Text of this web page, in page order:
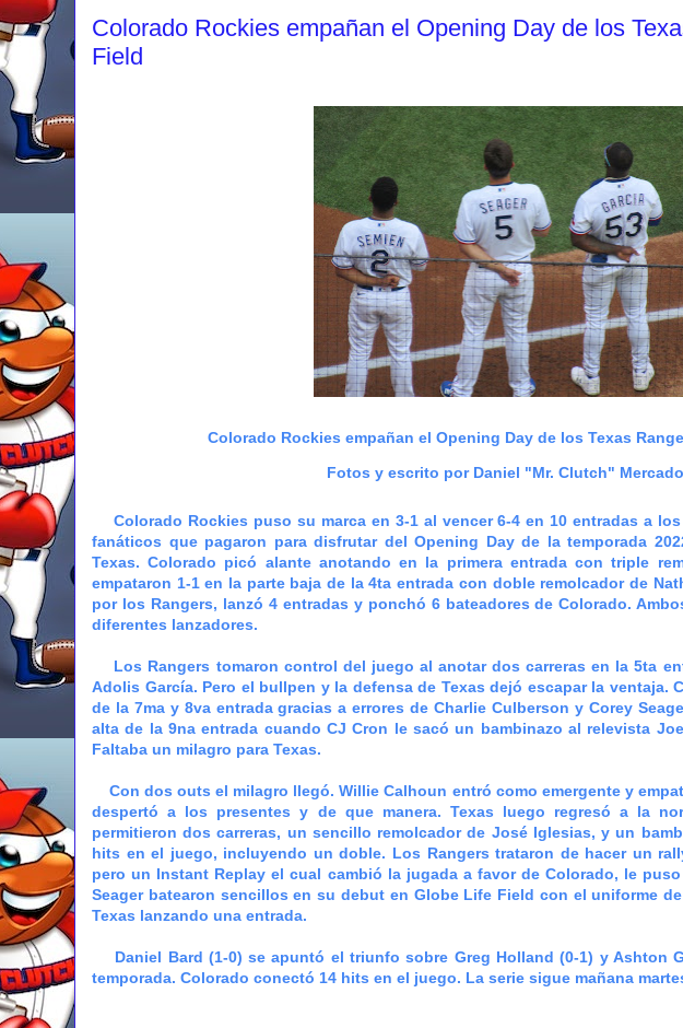
Colorado Rockies empañan el Opening Day de los
Field
Colorado Rockies empañan el Opening Day de los Texas
Fotos y escrito por Daniel "Mr. Clutch"
Colorado Rockies puso su marca en 3-1 al vencer 6-4 en 10 entradas a los
fanáticos que pagaron para disfrutar del Opening Day de la temporada
Texas. Colorado picó alante anotando en la primera entrada con triple
empataron 1-1 en la parte baja de la 4ta entrada con doble remolcador de
por los Rangers, lanzó 4 entradas y ponchó 6 bateadores de Colorado.
diferentes lanzadores.
Los Rangers tomaron control del juego al anotar dos carreras en la 5ta
Adolis García. Pero el bullpen y la defensa de Texas dejó escapar la ventaja.
de la 7ma y 8va entrada gracias a errores de Charlie Culberson y Corey
alta de la 9na entrada cuando CJ Cron le sacó un bambinazo al relevista
Faltaba un milagro para Texas.
Con dos outs el milagro llegó. Willie Calhoun entró como emergente y
despertó a los presentes y de que manera. Texas luego regresó a la
permitieron dos carreras, un sencillo remolcador de José Iglesias, y un
hits en el juego, incluyendo un doble. Los Rangers trataron de hacer un
pero un Instant Replay el cual cambió la jugada a favor de Colorado, le
Seager batearon sencillos en su debut en Globe Life Field con el uniforme
Texas lanzando una entrada.
Daniel Bard (1-0) se apuntó el triunfo sobre Greg Holland (0-1) y Ashton
temporada. Colorado conectó 14 hits en el juego. La serie sigue mañana